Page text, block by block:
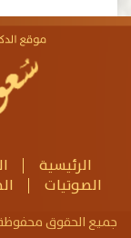
الرئيسية
الصوتيات
جميع الحقوق محفوظة